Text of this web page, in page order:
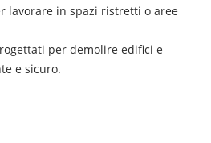
lavorare in spazi ristretti o aree
per demolire edifici e
e sicuro.